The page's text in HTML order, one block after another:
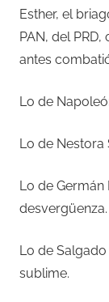
Esther, el
PAN, del
antes
Lo de
Lo de Nestora
Lo de Germán
desvergüenza.
Lo de
sublime.